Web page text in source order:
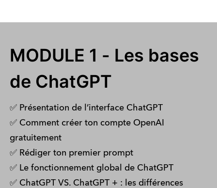
MODULE 1 - Les bases
de ChatGPT
✅ Présentation de l’interface ChatGPT
✅ Comment créer ton compte OpenAI
gratuitement
✅ Rédiger ton premier prompt
✅ Le fonctionnement global de ChatGPT
✅ ChatGPT VS. ChatGPT + : les différences